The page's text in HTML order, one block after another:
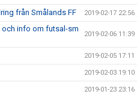
från Smålands FF 2019-02-17 22:56
och info om futsal-sm
2019-02-06 11:39
2019-02-05 17:11
2019-02-03 19:10
2019-01-23 23:16